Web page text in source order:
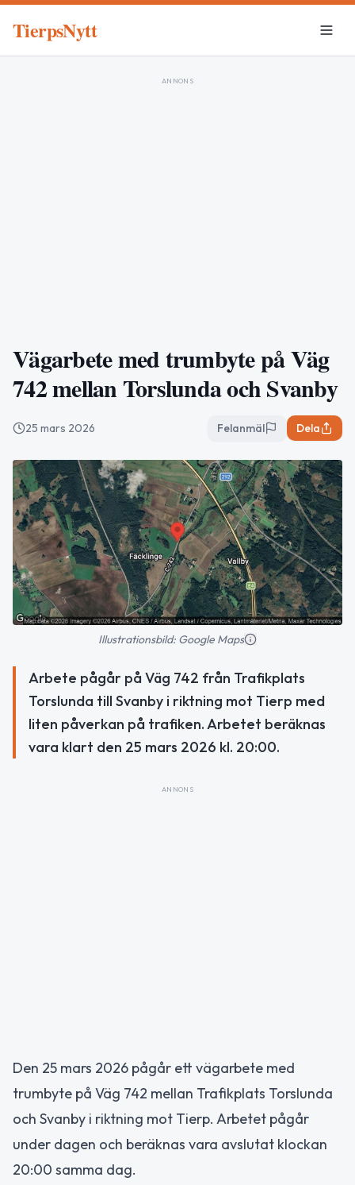
TierpsNytt
ANNONS
Vägarbete med trumbyte på Väg
742 mellan Torslunda och Svanby
25 mars 2026 Felanmäl Dela
Illustrationsbild: Google Maps
Arbete pågår på Väg 742 från Trafikplats
Torslunda till Svanby i riktning mot Tierp med
liten påverkan på trafiken. Arbetet beräknas
vara klart den 25 mars 2026 kl. 20:00.
ANNONS
Den 25 mars 2026 pågår ett vägarbete med
trumbyte på Väg 742 mellan Trafikplats Torslunda
och Svanby i riktning mot Tierp. Arbetet pågår
under dagen och beräknas vara avslutat klockan
20:00 samma dag.